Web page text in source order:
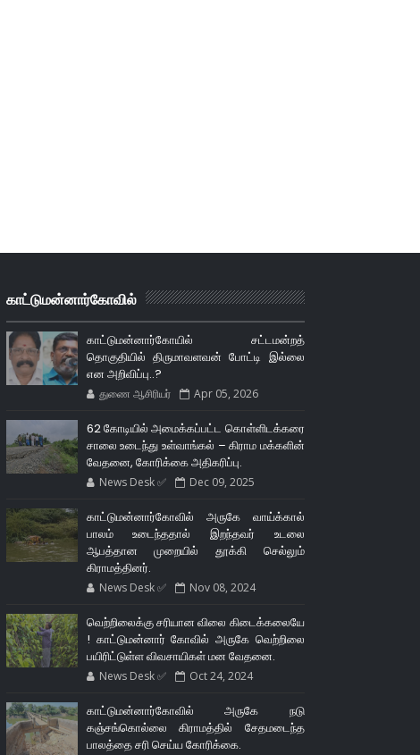
காட்டுமன்னார்கோவில்
காட்டுமன்னார்கோயில் சட்டமன்றத்
தொகுதியில் திருமாவளவன் போட்டி இல்லை
என அறிவிப்பு..?
துணை ஆசிரியர் Apr 05, 2026
62 கோடியில் அமைக்கப்பட்ட கொள்ளிடக்கரை
சாலை உடைந்து உள்வாங்கல் – கிராம மக்களின்
வேதனை, கோரிக்கை அதிகரிப்பு.
News Desk ✅ Dec 09, 2025
காட்டுமன்னார்கோவில் அருகே வாய்க்கால்
பாலம் உடைந்ததால் இறந்தவர் உடலை
ஆபத்தான முறையில் தூக்கி செல்லும்
கிராமத்தினர்.
News Desk ✅ Nov 08, 2024
வெற்றிலைக்கு சரியான விலை கிடைக்கலையே
! காட்டுமன்னார் கோவில் அருகே வெற்றிலை
பயிரிட்டுள்ள விவசாயிகள் மன வேதனை.
News Desk ✅ Oct 24, 2024
காட்டுமன்னார்கோவில் அருகே நடு
கஞ்சங்கொல்லை கிராமத்தில் சேதமடைந்த
பாலத்தை சரி செய்ய கோரிக்கை.